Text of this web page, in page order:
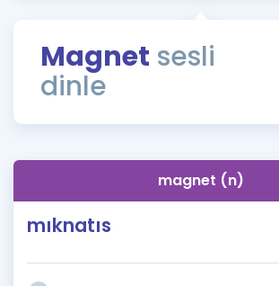
Rehberlik Aracı
ÖSYM Sınav Takvimi
İngilizce Gramer
Magnet sesli
dinle
magnet (n)
mıknatıs